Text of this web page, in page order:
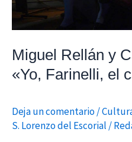
Miguel Rellán y
«Yo, Farinelli, el
Deja un comentario/
S. Lorenzo del Escorial /
el
capón»